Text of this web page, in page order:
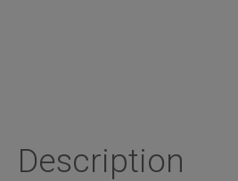
Description